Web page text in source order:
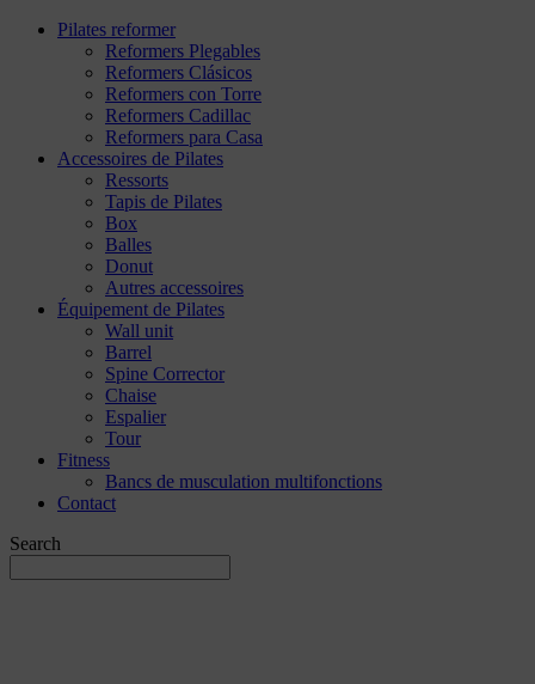
Pilates reformer
Reformers Plegables
Reformers Clásicos
Reformers con Torre
Reformers Cadillac
Reformers para Casa
Accessoires de Pilates
Ressorts
Tapis de Pilates
Box
Balles
Donut
Autres accessoires
Équipement de Pilates
Wall unit
Barrel
Spine Corrector
Chaise
Espalier
Tour
Fitness
Bancs de musculation multifonctions
Contact
Search